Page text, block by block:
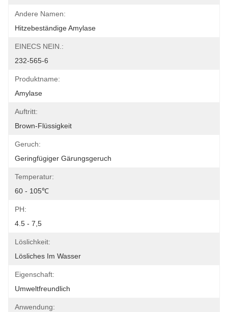
Andere Namen:
Hitzebeständige Amylase
EINECS NEIN.:
232-565-6
Produktname:
Amylase
Auftritt:
Brown-Flüssigkeit
Geruch:
Geringfügiger Gärungsgeruch
Temperatur:
60 - 105℃
PH:
4.5 - 7,5
Löslichkeit:
Lösliches Im Wasser
Eigenschaft:
Umweltfreundlich
Anwendung: